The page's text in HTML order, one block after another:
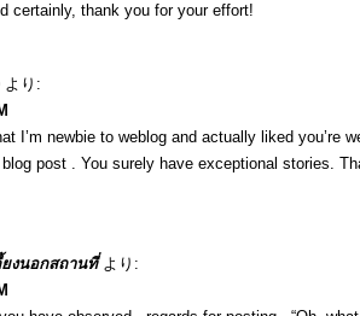
certainly, thank you for your effort!
より:
I’m newbie to weblog and actually liked you’re
post . You surely have exceptional stories.
ยงนอกสถานที่ より: